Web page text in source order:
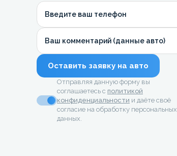
Введите ваш телефон
Ваш комментарий (данные авто)
Оставить заявку на авто
Отправляя данную форму вы
соглашаетесь с политикой
конфиденциальности и даёте своё
согласие на обработку персональных
данных.